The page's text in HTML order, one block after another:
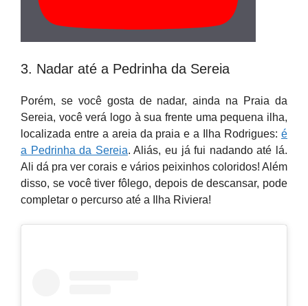
3. Nadar até a Pedrinha da Sereia
Porém, se você gosta de nadar, ainda na Praia da
Sereia, você verá logo à sua frente uma pequena ilha,
localizada entre a areia da praia e a Ilha Rodrigues: é
a Pedrinha da Sereia. Aliás, eu já fui nadando até lá.
Ali dá pra ver corais e vários peixinhos coloridos! Além
disso, se você tiver fôlego, depois de descansar, pode
completar o percurso até a Ilha Riviera!